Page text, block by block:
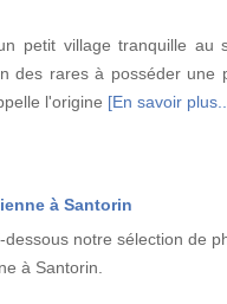
petit village tranquille au
des rares à posséder une
l'origine [En savoir
à Santorin
dessous notre sélection de
à Santorin.